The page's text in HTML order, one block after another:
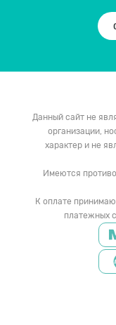
Данный сайт не
организации,
характер и не
Имеются
К оплате
платежных